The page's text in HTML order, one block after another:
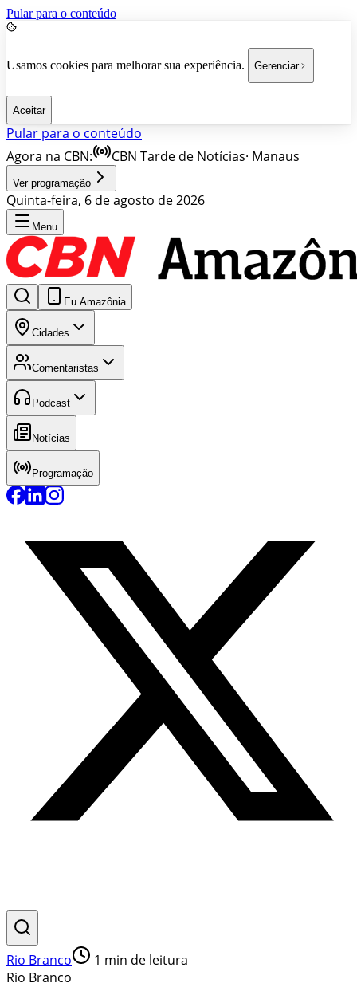
Pular para o conteúdo
Usamos cookies para melhorar sua experiência. Gerenciar
Aceitar
Pular para o conteúdo
Agora na CBN:
CBN Tarde de Notícias· Manaus
Ver programação
Quinta-feira, 6 de agosto de 2026
Menu
Eu Amazônia
Cidades
Comentaristas
Podcast
Notícias
Programação
Rio Branco 1 min de leitura
Rio Branco